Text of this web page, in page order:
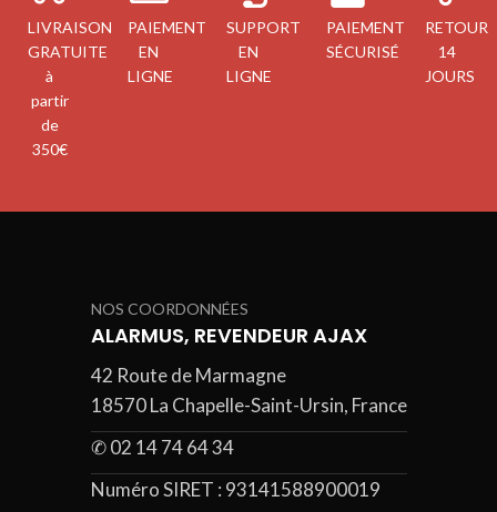
LIVRAISON
GRATUITE
à
partir
de
350€
PAIEMENT
EN
LIGNE
SUPPORT
EN
LIGNE
PAIEMENT
SÉCURISÉ
RETOUR
14
JOURS
NOS COORDONNÉES
ALARMUS, REVENDEUR AJAX
42 Route de Marmagne
18570 La Chapelle-Saint-Ursin, France
✆ 02 14 74 64 34
Numéro SIRET : 93141588900019